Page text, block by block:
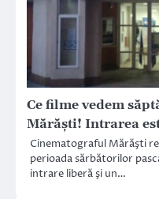
Ce filme vedem
Mărăşti! Intrarea
Cinematograful Mărăşti
perioada sărbătorilor
intrare liberă şi un…